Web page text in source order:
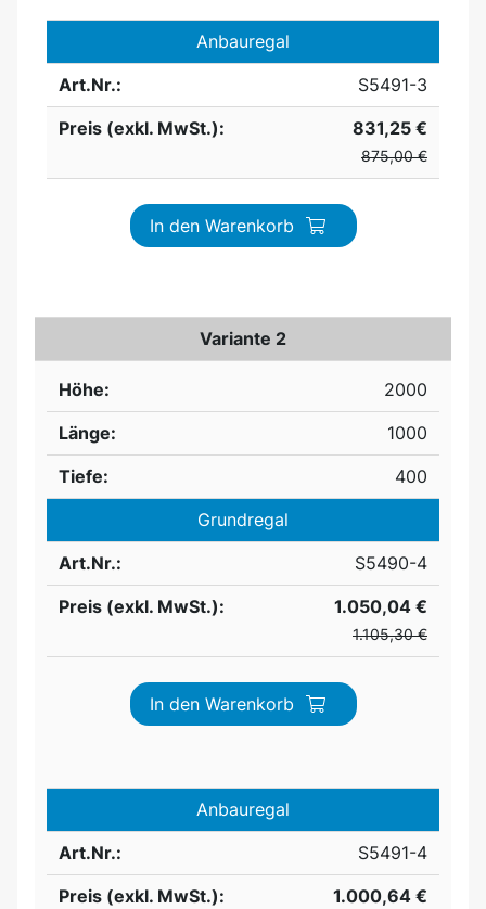
Anbauregal
Art.Nr.:
S5491-3
Preis (exkl. MwSt.):
831,25 €
875,00 €
In den Warenkorb
Variante 2
Höhe:
2000
Länge:
1000
Tiefe:
400
Grundregal
Art.Nr.:
S5490-4
Preis (exkl. MwSt.):
1.050,04 €
1.105,30 €
In den Warenkorb
Anbauregal
Art.Nr.:
S5491-4
Preis (exkl. MwSt.):
1.000,64 €